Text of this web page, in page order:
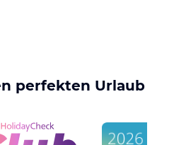
perfekten Urlaub